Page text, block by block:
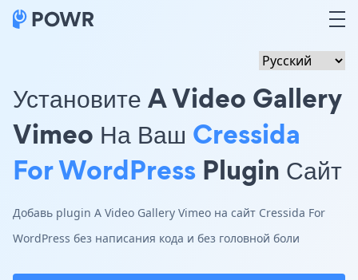
Установите A Video Gallery
Vimeo На Ваш Cressida
For WordPress Plugin Сайт
Добавь plugin A Video Gallery Vimeo на сайт Cressida For
WordPress без написания кода и без головной боли